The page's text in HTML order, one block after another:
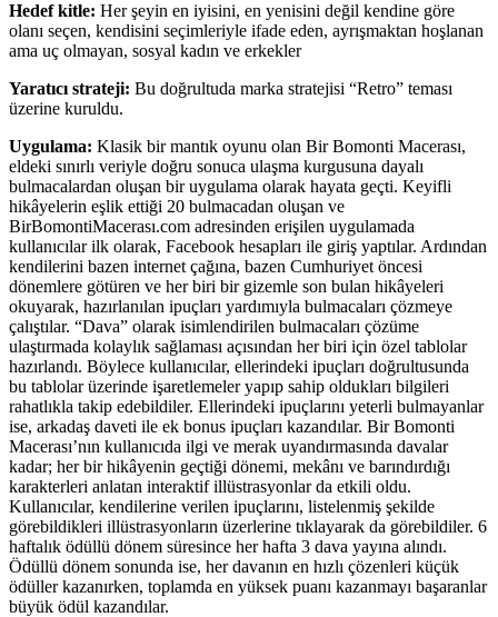
Hedef kitle: Her şeyin en iyisini, en yenisini değil kendine göre
olanı seçen, kendisini seçimleriyle ifade eden, ayrışmaktan hoşlanan
ama uç olmayan, sosyal kadın ve erkekler
Yaratıcı strateji: Bu doğrultuda marka stratejisi “Retro” teması
üzerine kuruldu.
Uygulama: Klasik bir mantık oyunu olan Bir Bomonti Macerası,
eldeki sınırlı veriyle doğru sonuca ulaşma kurgusuna dayalı
bulmacalardan oluşan bir uygulama olarak hayata geçti. Keyifli
hikâyelerin eşlik ettiği 20 bulmacadan oluşan ve
BirBomontiMacerası.com adresinden erişilen uygulamada
kullanıcılar ilk olarak, Facebook hesapları ile giriş yaptılar. Ardından
kendilerini bazen internet çağına, bazen Cumhuriyet öncesi
dönemlere götüren ve her biri bir gizemle son bulan hikâyeleri
okuyarak, hazırlanılan ipuçları yardımıyla bulmacaları çözmeye
çalıştılar. “Dava” olarak isimlendirilen bulmacaları çözüme
ulaştırmada kolaylık sağlaması açısından her biri için özel tablolar
hazırlandı. Böylece kullanıcılar, ellerindeki ipuçları doğrultusunda
bu tablolar üzerinde işaretlemeler yapıp sahip oldukları bilgileri
rahatlıkla takip edebildiler. Ellerindeki ipuçlarını yeterli bulmayanlar
ise, arkadaş daveti ile ek bonus ipuçları kazandılar. Bir Bomonti
Macerası’nın kullanıcıda ilgi ve merak uyandırmasında davalar
kadar; her bir hikâyenin geçtiği dönemi, mekânı ve barındırdığı
karakterleri anlatan interaktif illüstrasyonlar da etkili oldu.
Kullanıcılar, kendilerine verilen ipuçlarını, listelenmiş şekilde
görebildikleri illüstrasyonların üzerlerine tıklayarak da görebildiler. 6
haftalık ödüllü dönem süresince her hafta 3 dava yayına alındı.
Ödüllü dönem sonunda ise, her davanın en hızlı çözenleri küçük
ödüller kazanırken, toplamda en yüksek puanı kazanmayı başaranlar
büyük ödül kazandılar.